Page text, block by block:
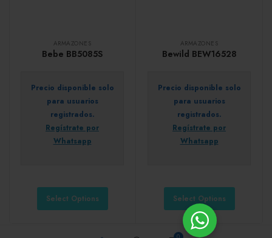
ARMAZONES
Bebe BB5085S
Precio disponible solo
para usuarios
registrados.
Regístrate por
Whatsapp
Select Options
ARMAZONES
Bewild BEW16528
Precio disponible solo
para usuarios
registrados.
Regístrate por
Whatsapp
Select Options